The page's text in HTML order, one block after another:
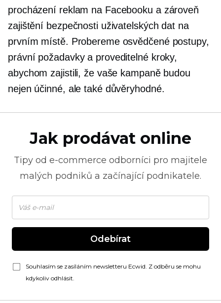
procházení reklam na Facebooku a zároveň
zajištění bezpečnosti uživatelských dat na
prvním místě. Probereme osvědčené postupy,
právní požadavky a proveditelné kroky,
abychom zajistili, že vaše kampaně budou
nejen účinné, ale také důvěryhodné.
Jak prodávat online
Tipy od e-commerce odborníci pro majitele
malých podniků a začínající podnikatele.
Odebírat
Souhlasím se zasíláním newsletteru Ecwid. Z odběru se mohu
kdykoliv odhlásit.